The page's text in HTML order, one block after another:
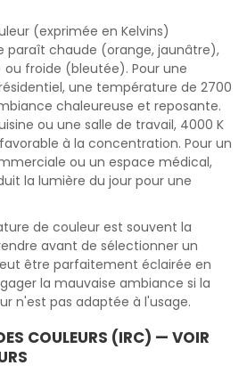
(exprimée en Kelvins)
paraît chaude (orange, jaunâtre),
froide (bleutée). Pour une
une température de 2700
chaleureuse et reposante.
ou une salle de travail, 4000 K
à la concentration. Pour un
ou un espace médical,
la lumière du jour pour une
de couleur est souvent la
avant de sélectionner un
être parfaitement éclairée en
la mauvaise ambiance si la
n'est pas adaptée à l'usage.
COULEURS (IRC) — VOIR